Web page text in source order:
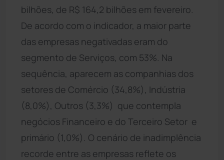
bilhões, de R$ 164,2 bilhões em fevereiro.
De acordo com o indicador, a maior parte
das empresas negativadas eram do
segmento de Serviços, com 53%. Na
sequência, aparecem as companhias dos
setores de Comércio (34,8%), Indústria
(8,0%), Outros (3,3%)  que contempla
negócios Financeiro e do Terceiro Setor  e
primário (1,0%). O cenário de inadimplência
recorde entre as empresas reflete os